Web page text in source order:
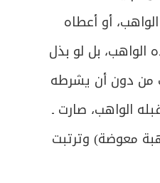
أو أعطاه
بل لو بذل
من دون أن يشرطه
الواهب، صارت ـ
معوضة) وترتبت
له
به
الموصى به
الموصى به